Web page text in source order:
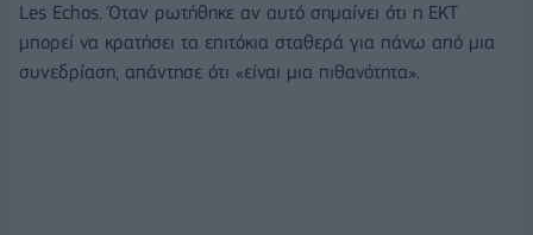
Les Echos. Όταν ρωτήθηκε αν αυτό σημαίνει ότι η ΕΚΤ
μπορεί να κρατήσει τα επιτόκια σταθερά για πάνω από μια
συνεδρίαση, απάντησε ότι «είναι μια πιθανότητα».